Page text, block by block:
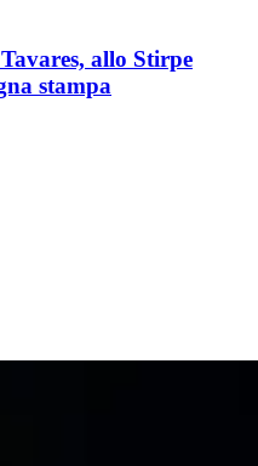
allo Stirpe
stampa